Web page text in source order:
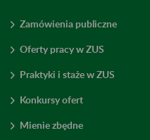
Zamówienia publiczne
Oferty pracy w ZUS
Praktyki i staże w ZUS
Konkursy ofert
Mienie zbędne